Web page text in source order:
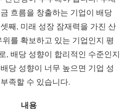
흐름을 창출하는 기업이 배당
째, 미래 성장 잠재력을 가진 산
를 확보하고 있는 기업인지 평
, 배당 성향이 합리적인 수준인지
당 성향이 너무 높으면 기업 성
족할 수 있습니다.
내용